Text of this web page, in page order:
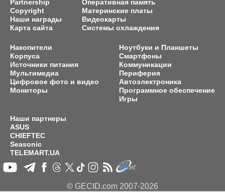
Partnership
Copyright
Наши награды
Карта сайта
Оперативная память
Материнские платы
Видеокарты
Системы охлаждения
Накопители
Корпуса
Источники питания
Мультимедиа
Цифровое фото и видео
Мониторы
Ноутбуки и Планшеты
Смартфоны
Коммуникации
Периферия
Автоэлектроника
Программное обеспечение
Игры
Наши партнеры
ASUS
CHIEFTEC
Seasonic
TELEMART.UA
© GECID.com 2007-2026